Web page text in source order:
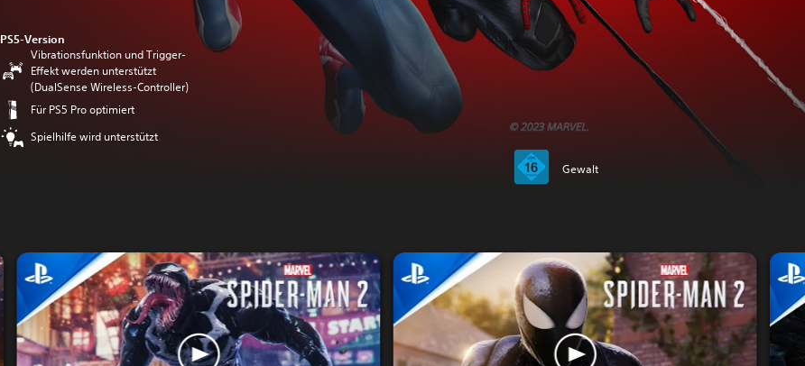
PS5-Version
Vibrationsfunktion und Trigger-
Effekt werden unterstützt
(DualSense Wireless-Controller)
Für PS5 Pro optimiert
Spielhilfe wird unterstützt
Gewalt